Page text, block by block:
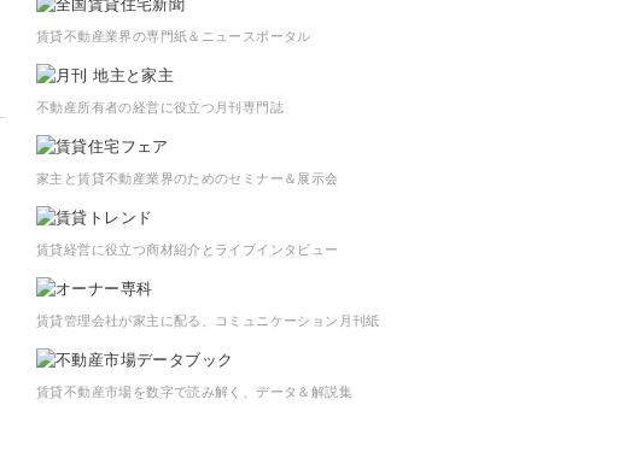
賃貸不動産業界の専門紙＆ニュースポータル
不動産所有者の経営に役立つ月刊専門誌
家主と賃貸不動産業界のためのセミナー＆展示会
賃貸経営に役立つ商材紹介とライブインタビュー
賃貸管理会社が家主に配る、コミュニケーション月刊紙
賃貸不動産市場を数字で読み解く、データ＆解説集